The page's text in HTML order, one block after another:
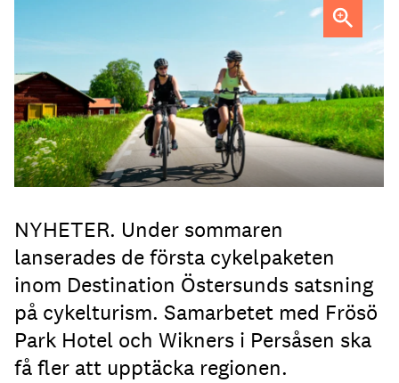
NYHETER. Under sommaren
lanserades de första cykelpaketen
inom Destination Östersunds satsning
på cykelturism. Samarbetet med Frösö
Park Hotel och Wikners i Persåsen ska
få fler att upptäcka regionen.